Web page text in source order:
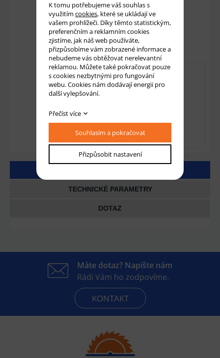
Množství: ks
Přidat do košíku
TECHNICKÉ PARAMETRY
DOTAZ
Máte dotaz? Napište nám
Rádi Vám ho zodpovíme.
KONTAKT
K tomu potřebujeme váš souhlas s
využitím cookies, které se ukládají ve
vašem prohlížeči. Díky těmto statistickým,
preferenčním a reklamním cookies
zjistíme, jak náš web používáte,
přizpůsobíme vám zobrazené informace a
nebudeme vás obtěžovat nerelevantní
reklamou. Můžete také pokračovat pouze
s cookies nezbytnými pro fungování
webu. Cookies nám dodávají energii pro
další vylepšování.
Přečíst více
Souhlasím a pokračovat
Přizpůsobit nastavení